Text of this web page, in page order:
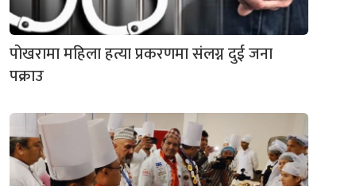
पोखरामा महिला हत्या प्रकरणमा संलग्न दुई जना
पक्राउ